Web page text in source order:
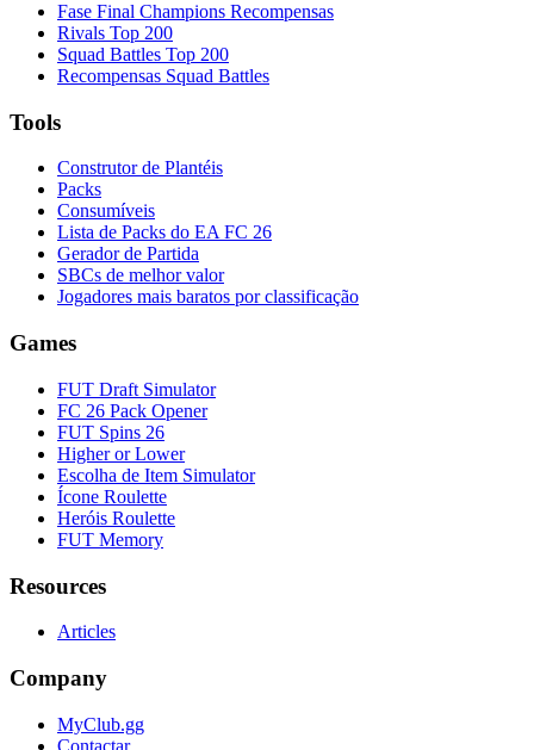
Fase Final Champions Recompensas
Rivals Top 200
Squad Battles Top 200
Recompensas Squad Battles
Tools
Construtor de Plantéis
Packs
Consumíveis
Lista de Packs do EA FC 26
Gerador de Partida
SBCs de melhor valor
Jogadores mais baratos por classificação
Games
FUT Draft Simulator
FC 26 Pack Opener
FUT Spins 26
Higher or Lower
Escolha de Item Simulator
Ícone Roulette
Heróis Roulette
FUT Memory
Resources
Articles
Company
MyClub.gg
Contactar